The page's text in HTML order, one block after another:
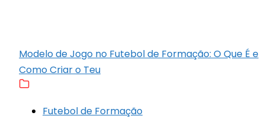
Modelo de Jogo no Futebol de Formação: O Que É e
Como Criar o Teu
Futebol de Formação